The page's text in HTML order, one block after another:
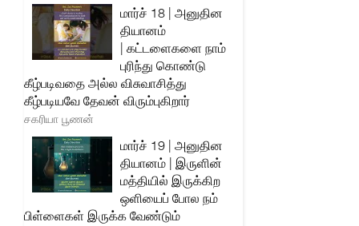
மார்ச் 18 | அனுதின
தியானம்
| கட்டளைகளை நாம்
புரிந்து கொண்டு
கீழ்படிவதை அல்ல விசுவாசித்து
கீழ்படியவே தேவன் விரும்புகிறார்
சகரியா பூணன்
மார்ச் 19 | அனுதின
தியானம் | இருளின்
மத்தியில் இருக்கிற
ஒளியைப் போல நம்
பிள்ளைகள் இருக்க வேண்டும்